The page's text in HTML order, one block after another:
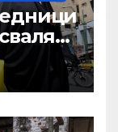
мир